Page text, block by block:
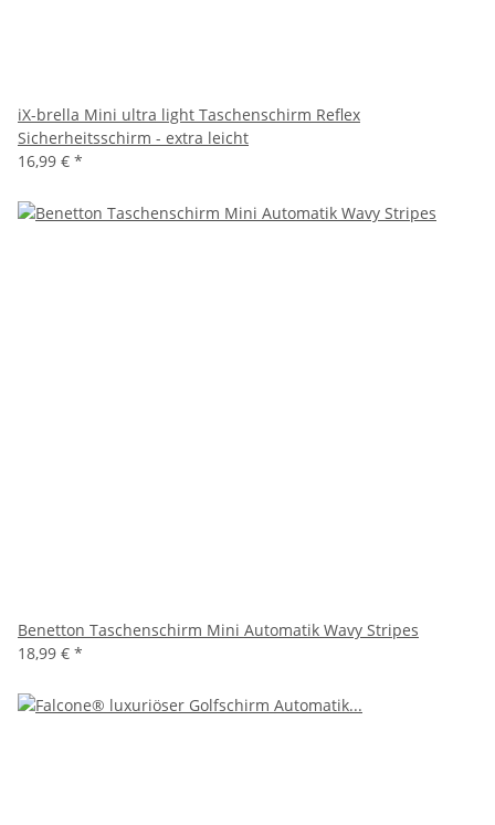
iX-brella Mini ultra light Taschenschirm Reflex
Sicherheitsschirm - extra leicht
16,99 € *
Benetton Taschenschirm Mini Automatik Wavy Stripes
18,99 € *